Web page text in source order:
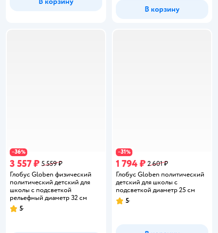
В корзину
−36%
3 557 ₽ 5 559 ₽
Глобус Globen физический
политический детский для
школы с подсветкой
рельефный диаметр 32 см
Рейтинг:
5
−31%
1 794 ₽ 2 601 ₽
Глобус Globen политический
детский для школы с
подсветкой диаметр 25 см
Рейтинг:
5